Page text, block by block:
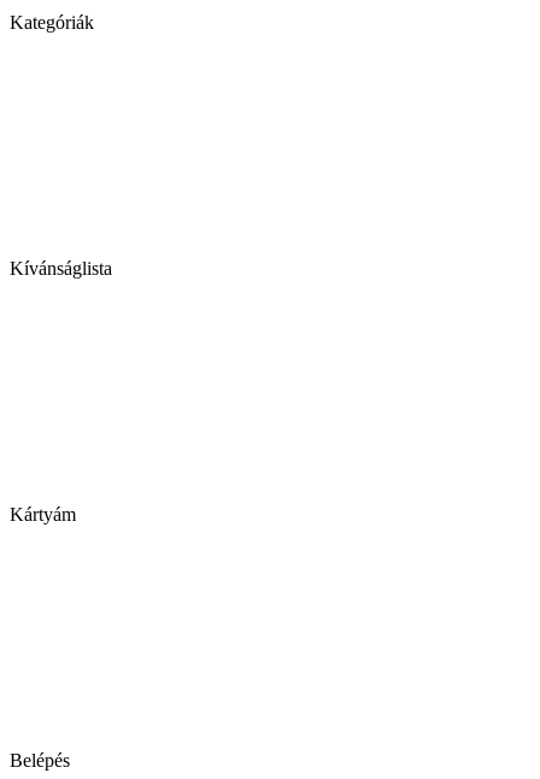
Kategóriák
Kívánságlista
Kártyám
Belépés